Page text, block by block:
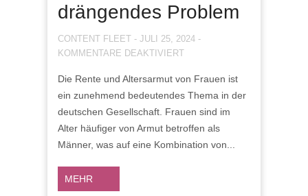
drängendes Problem
CONTENT FLEET - JULI 25, 2024 -
KOMMENTARE DEAKTIVIERTFÜR
UND
ALTERSARMUT
VON
FRAUEN:
Die Rente und Altersarmut von Frauen ist
ein zunehmend bedeutendes Thema in der
deutschen Gesellschaft. Frauen sind im
Alter häufiger von Armut betroffen als
Männer, was auf eine Kombination von...
MEHR